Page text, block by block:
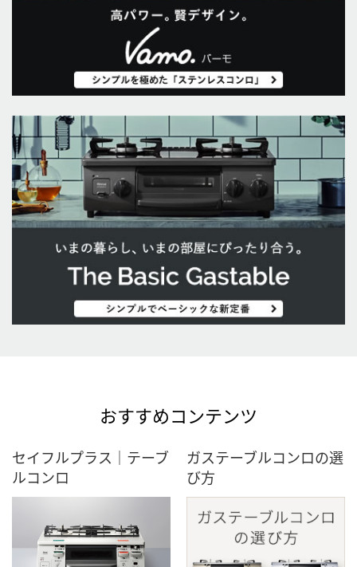
おすすめコンテンツ
セイフルプラス｜テーブ
ルコンロ
ガステーブルコンロの選
び方